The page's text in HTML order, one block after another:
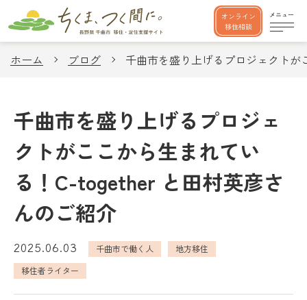
オンライン
移住相談
ホーム ブログ 千曲市を盛り上げるプロジェクト
千曲市を盛り上げるプロジェ
クトがここから生まれてい
る！C-together と田村英彦さ
んのご紹介
2025.06.03 千曲市で働く人
地方移住
移住者ライター